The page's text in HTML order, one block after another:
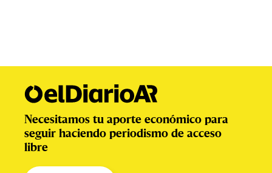
Necesitamos tu aporte económico para
seguir haciendo periodismo de acceso
libre